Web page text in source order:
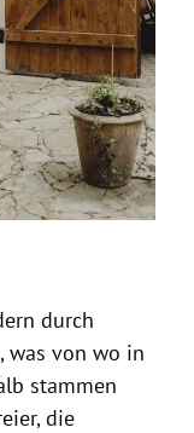
durch
was von wo in
stammen
die